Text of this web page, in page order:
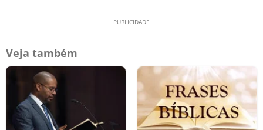
Veja também